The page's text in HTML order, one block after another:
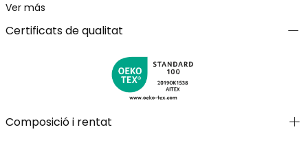
Ver más
Certificats de qualitat
Composició i rentat